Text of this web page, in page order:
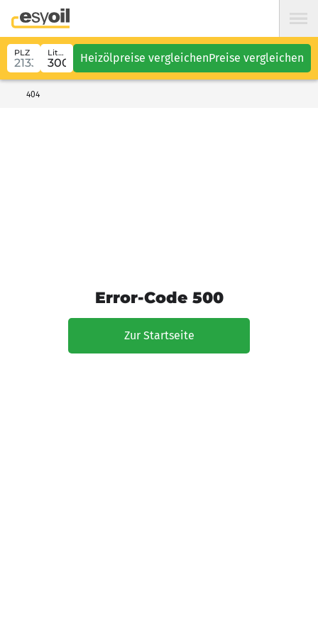
PLZ Liter Heizölpreise vergleichenPreise vergleichen
404
Error-Code 500
Zur Startseite